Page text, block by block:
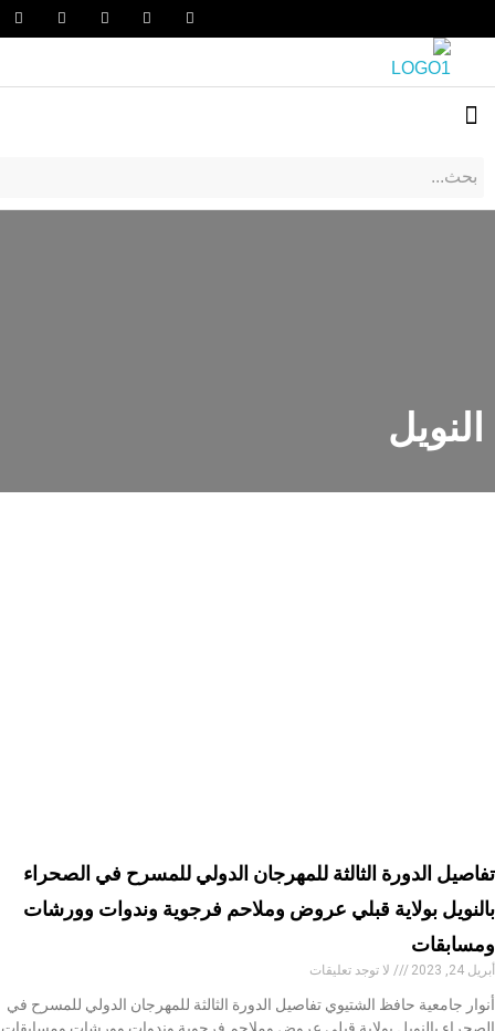
النويل
تفاصيل الدورة الثالثة للمهرجان الدولي للمسرح في الصحراء
بالنويل بولاية قبلي عروض وملاحم فرجوية وندوات وورشات
ومسابقات
أبريل 24, 2023 لا توجد تعليقات
أنوار جامعية حافظ الشتيوي تفاصيل الدورة الثالثة للمهرجان الدولي للمسرح في
الصحراء بالنويل بولاية قبلي عروض وملاحم فرجوية وندوات وورشات ومسابقات